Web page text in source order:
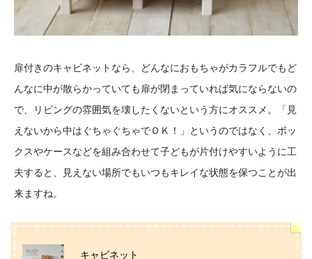
扉付きのキャビネットなら、どんなにおもちゃがカラフルでもど
んなに中が散らかっていても扉が閉まっていれば気にならないの
で、リビングの雰囲気を壊したくないという方にオススメ。「見
えないから中はぐちゃぐちゃでＯＫ！」というのではなく、ボッ
クスやケースなどを組み合わせて子どもが片付けやすいように工
夫すると、見えない場所でもいつもキレイな状態を保つことが出
来ますね。
キャビネット